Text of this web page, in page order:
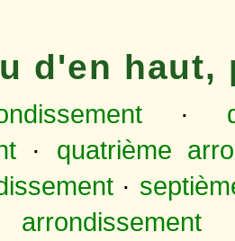
d'en haut,
·
· quatrième
·